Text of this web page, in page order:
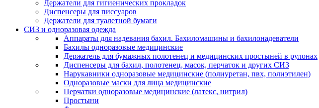
Держатели для гигиенических прокладок
Диспенсеры для писсуаров
Держатели для туалетной бумаги
СИЗ и одноразовая одежда
Аппараты для надевания бахил. Бахиломашины и бахилонадеватели
Бахилы одноразовые медицинские
Держатель для бумажных полотенец и медицинских простыней в рулонах
Диспенсеры для бахил, полотенец, масок, перчаток и других СИЗ
Нарукавники одноразовые медицинские (полиуретан, пвх, полиэтилен)
Одноразовые маски для лица медицинские
Перчатки одноразовые медицинские (латекс, нитрил)
Простыни